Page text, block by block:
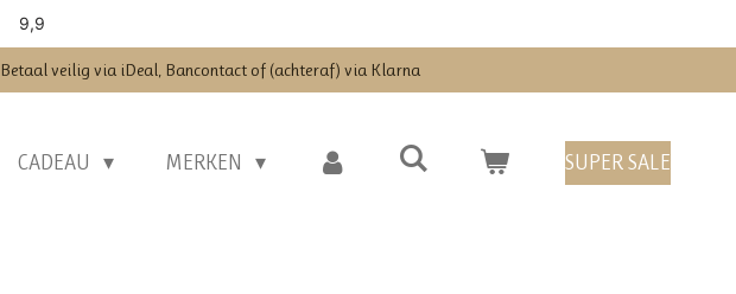
Betaal veilig via iDeal, Bancontact of (achteraf) via Klarna
CADEAU MERKEN SUPER SALE